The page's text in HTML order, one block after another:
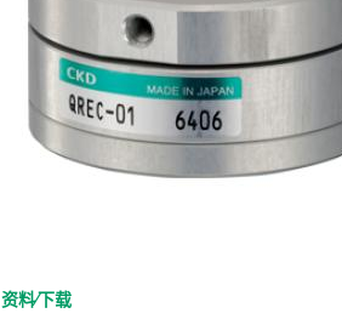
资料⁄下载